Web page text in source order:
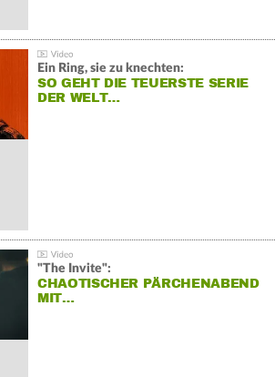
Ein Ring, sie zu knechten:
SO GEHT DIE TEUERSTE SERIE
DER WELT…
"The Invite":
CHAOTISCHER PÄRCHENABEND
MIT…